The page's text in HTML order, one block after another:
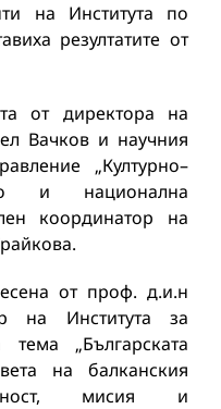
на Института по
резултатите от
от директора на
Вачков и научния
„Културно–
и национална
координатор на
от проф. д.и.н
на Института за
„Българската
на балканския
мисия и